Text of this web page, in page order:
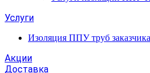
Услуги
Изоляция ППУ труб заказчика
Акции
Доставка